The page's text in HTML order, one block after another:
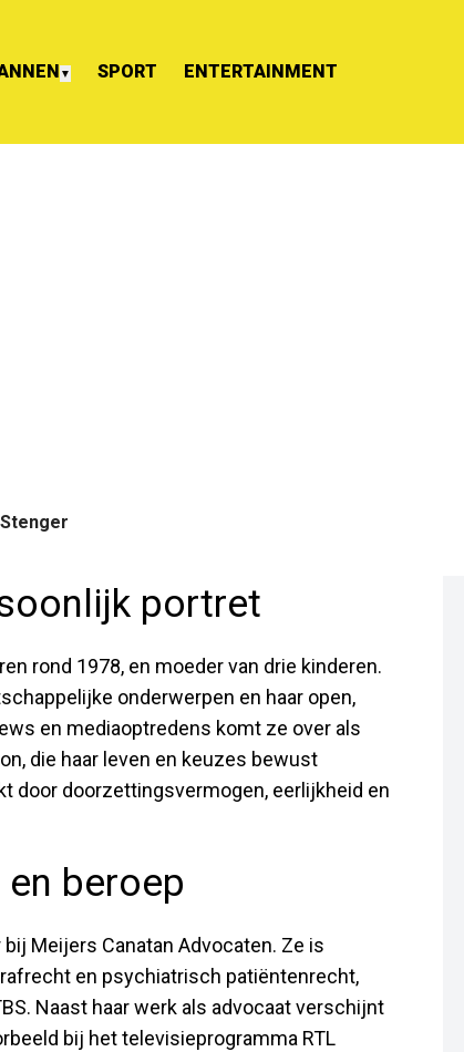
▼ SPORT ENTERTAINMENT
portret
rond 1978, en moeder van drie kinderen.
onderwerpen en haar open,
en mediaoptredens komt ze over als
die haar leven en keuzes bewust
door doorzettingsvermogen, eerlijkheid en
beroep
Meijers Canatan Advocaten. Ze is
en psychiatrisch patiëntenrecht,
Naast haar werk als advocaat verschijnt
bij het televisieprogramma RTL